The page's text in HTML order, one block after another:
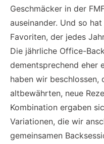
Geschmäcker in der
auseinander. Und so
Favoriten, der jedes
Die jährliche Office-
dementsprechend eher
haben wir
altbewährten, neue
Kombination ergaben
Variationen, die wir
gemeinsamen